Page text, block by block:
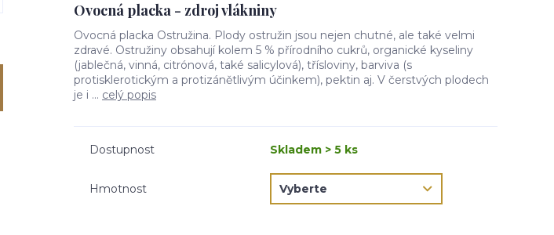
Ovocná placka - zdroj vlákniny
Ovocná placka Ostružina. Plody ostružin jsou nejen chutné, ale také velmi
zdravé. Ostružiny obsahují kolem 5 % přírodního cukrů, organické kyseliny
(jablečná, vinná, citrónová, také salicylová), třísloviny, barviva (s
protisklerotickým a protizánětlivým účinkem), pektin aj. V čerstvých plodech
je i ... celý popis
Dostupnost Skladem > 5 ks
Hmotnost